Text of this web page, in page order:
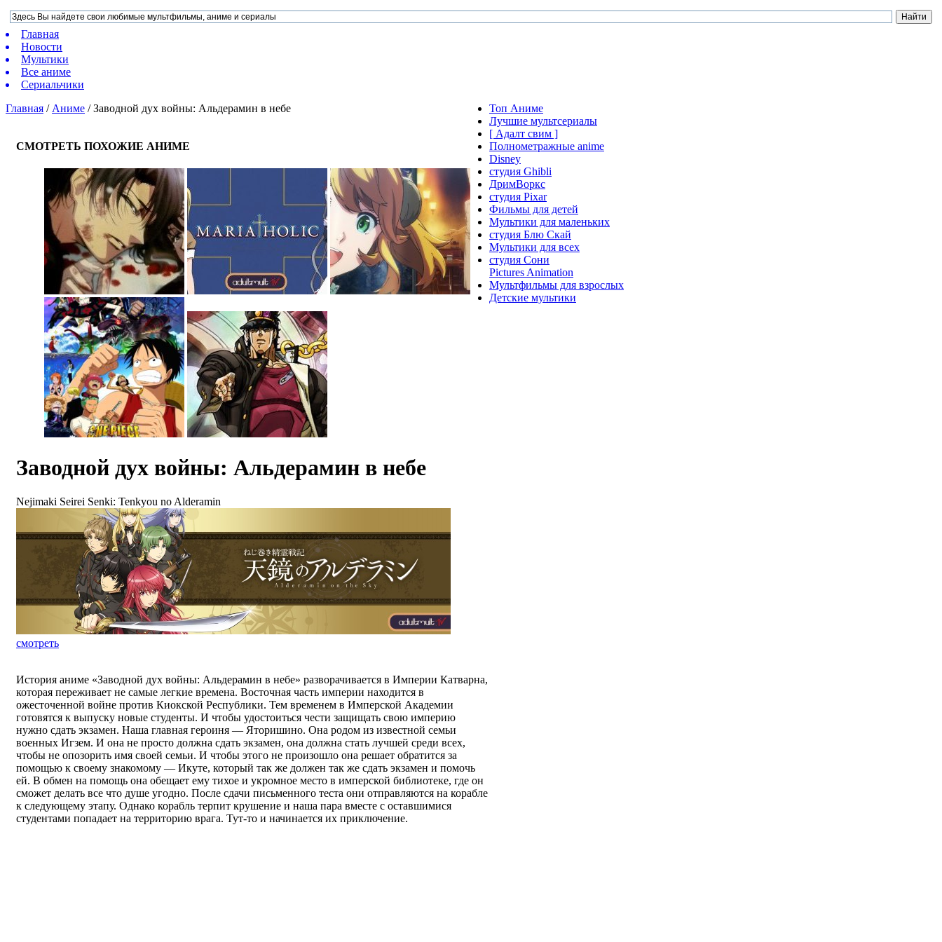
Главная
Новости
Мультики
Все аниме
Сериальчики
Главная / Аниме /Заводной дух войны: Альдерамин в небе
СМОТРЕТЬ ПОХОЖИЕ АНИМЕ
Заводной дух войны: Альдерамин в небе
Nejimaki Seirei Senki: Tenkyou no Alderamin
смотреть
История аниме «Заводной дух войны: Альдерамин в небе» разворачивается в Империи Катварна,
которая переживает не самые легкие времена. Восточная часть империи находится в
ожесточенной войне против Киокской Республики. Тем временем в Имперской Академии
готовятся к выпуску новые студенты. И чтобы удостоиться чести защищать свою империю
нужно сдать экзамен. Наша главная героиня — Яторишино. Она родом из известной семьи
военных Игзем. И она не просто должна сдать экзамен, она должна стать лучшей среди всех,
чтобы не опозорить имя своей семьи. И чтобы этого не произошло она решает обратится за
помощью к своему знакомому — Икуте, который так же должен так же сдать экзамен и помочь
ей. В обмен на помощь она обещает ему тихое и укромное место в имперской библиотеке, где он
сможет делать все что душе угодно. После сдачи письменного теста они отправляются на корабле
к следующему этапу. Однако корабль терпит крушение и наша пара вместе с оставшимися
студентами попадает на территорию врага. Тут-то и начинается их приключение.
Топ Аниме
Лучшие мультсериалы
[ Адалт свим ]
Полнометражные anime
Disney
студия Ghibli
ДримВоркс
студия Pixar
Фильмы для детей
Мультики для маленьких
студия Блю Скай
Мультики для всех
студия Сони
Pictures Animation
Мультфильмы для взрослых
Детские мультики